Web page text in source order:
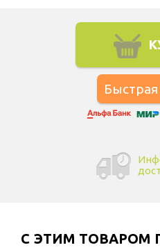
C ЭТИМ ТОВАРОМ